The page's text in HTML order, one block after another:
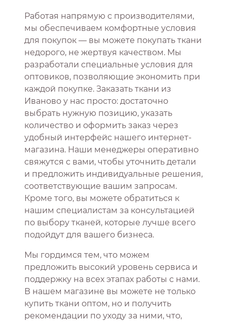
Работая напрямую с производителями,
мы обеспечиваем комфортные условия
для покупок — вы можете покупать ткани
недорого, не жертвуя качеством. Мы
разработали специальные условия для
оптовиков, позволяющие экономить при
каждой покупке. Заказать ткани из
Иваново у нас просто: достаточно
выбрать нужную позицию, указать
количество и оформить заказ через
удобный интерфейс нашего интернет-
магазина. Наши менеджеры оперативно
свяжутся с вами, чтобы уточнить детали
и предложить индивидуальные решения,
соответствующие вашим запросам.
Кроме того, вы можете обратиться к
нашим специалистам за консультацией
по выбору тканей, которые лучше всего
подойдут для вашего бизнеса.
Мы гордимся тем, что можем
предложить высокий уровень сервиса и
поддержку на всех этапах работы с нами.
В нашем магазине вы можете не только
купить ткани оптом, но и получить
рекомендации по уходу за ними, что,